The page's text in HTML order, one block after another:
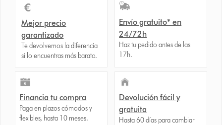
Mejor precio
garantizado
Te devolvemos la diferencia
si lo encuentras más barato.
Envío gratuito* en
24/72h
Haz tu pedido antes de las
17h.
Financia tu compra
Paga en plazos cómodos y
flexibles, hasta 10 meses.
Devolución fácil y
gratuita
Hasta 60 días para cambiar